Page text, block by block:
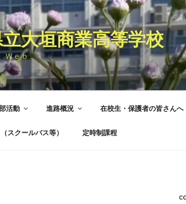
大垣商業高等学校
ｅｂ
活動 進路概況 在校生・保護者の皆さんへ
スクールバス等） 定時制課程